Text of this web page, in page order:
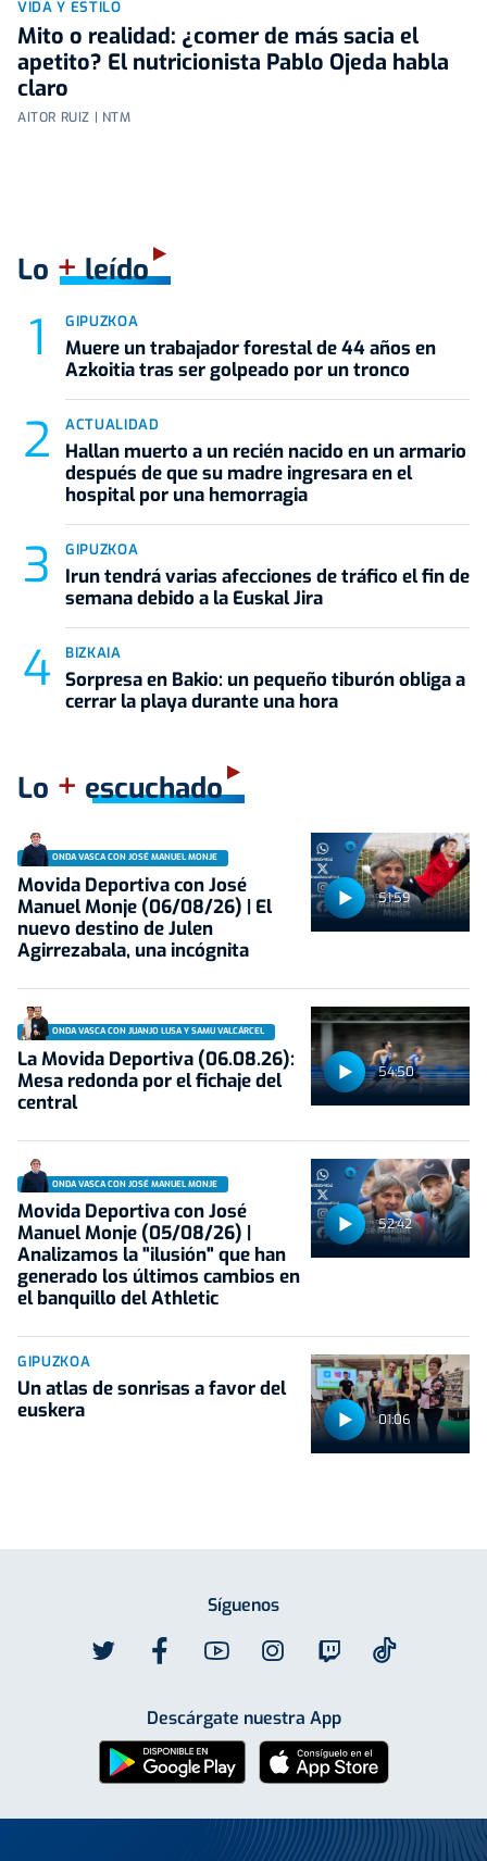
VIDA Y ESTILO
Mito o realidad: ¿comer de más sacia el
apetito? El nutricionista Pablo Ojeda habla
claro
AITOR RUIZ | NTM
Lo +leído
GIPUZKOA
Muere un trabajador forestal de 44 años en
Azkoitia tras ser golpeado por un tronco
ACTUALIDAD
Hallan muerto a un recién nacido en un armario
después de que su madre ingresara en el
hospital por una hemorragia
GIPUZKOA
Irun tendrá varias afecciones de tráfico el fin de
semana debido a la Euskal Jira
BIZKAIA
Sorpresa en Bakio: un pequeño tiburón obliga a
cerrar la playa durante una hora
Lo + escuchado
51:59
ONDA VASCA CON JOSÉ MANUEL MONJE
Movida Deportiva con José
Manuel Monje (06/08/26) | El
nuevo destino de Julen
Agirrezabala, una incógnita
54:50
ONDA VASCA CON JUANJO LUSA Y SAMU VALCÁRCEL
La Movida Deportiva (06.08.26):
Mesa redonda por el fichaje del
central
52:42
ONDA VASCA CON JOSÉ MANUEL MONJE
Movida Deportiva con José
Manuel Monje (05/08/26) |
Analizamos la "ilusión" que han
generado los últimos cambios en
el banquillo del Athletic
01:06
GIPUZKOA
Un atlas de sonrisas a favor del
euskera
Síguenos
Descárgate nuestra App